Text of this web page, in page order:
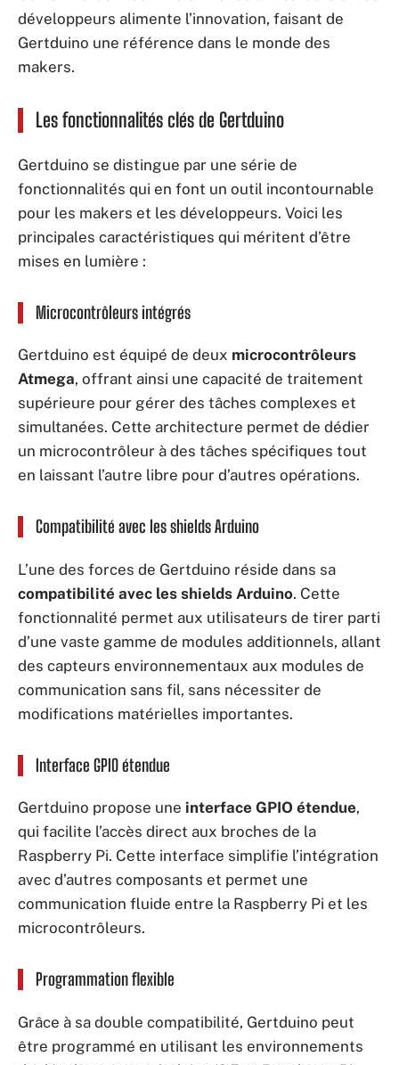
développeurs alimente l’innovation, faisant de
Gertduino une référence dans le monde des
makers.
Les fonctionnalités clés de Gertduino
Gertduino se distingue par une série de
fonctionnalités qui en font un outil incontournable
pour les makers et les développeurs. Voici les
principales caractéristiques qui méritent d’être
mises en lumière :
Microcontrôleurs intégrés
Gertduino est équipé de deux microcontrôleurs
Atmega, offrant ainsi une capacité de traitement
supérieure pour gérer des tâches complexes et
simultanées. Cette architecture permet de dédier
un microcontrôleur à des tâches spécifiques tout
en laissant l’autre libre pour d’autres opérations.
Compatibilité avec les shields Arduino
L’une des forces de Gertduino réside dans sa
compatibilité avec les shields Arduino. Cette
fonctionnalité permet aux utilisateurs de tirer parti
d’une vaste gamme de modules additionnels, allant
des capteurs environnementaux aux modules de
communication sans fil, sans nécessiter de
modifications matérielles importantes.
Interface GPIO étendue
Gertduino propose une interface GPIO étendue,
qui facilite l’accès direct aux broches de la
Raspberry Pi. Cette interface simplifie l’intégration
avec d’autres composants et permet une
communication fluide entre la Raspberry Pi et les
microcontrôleurs.
Programmation flexible
Grâce à sa double compatibilité, Gertduino peut
être programmé en utilisant les environnements